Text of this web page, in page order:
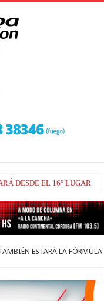
DESDE EL 16° LUGAR
ESTARÁ LA FÓRMULA